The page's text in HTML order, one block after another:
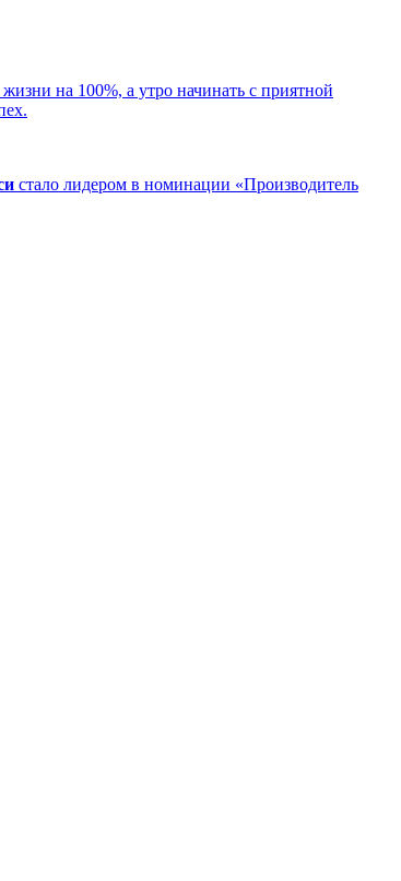
на 100%, а утро начинать с приятной
стало лидером в номинации «Производитель